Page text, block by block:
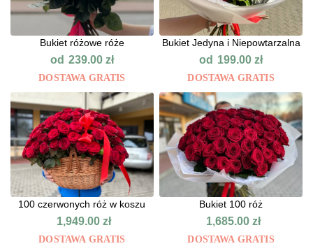
Bukiet różowe róże
od 239.00 zł
DOSTAWA GRATIS
Bukiet Jedyna i Niepowtarzalna
od 199.00zł
DOSTAWA GRATIS
100 czerwonych róż w koszu
1,949.00zł
DOSTAWA GRATIS
Bukiet 100 róż
1,685.00 zł
DOSTAWA GRATIS